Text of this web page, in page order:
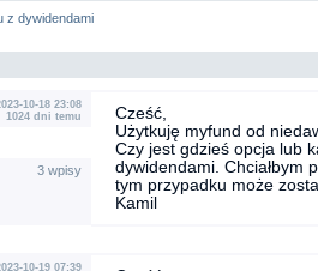
z dywidendami
10-18 23:08
1024 dni temu
3 wpisy
Cześć,
Użytkuję myfund od
Czy jest gdzieś opcja lub
dywidendami. Chciałbym
tym przypadku może
Kamil
10-19 07:39